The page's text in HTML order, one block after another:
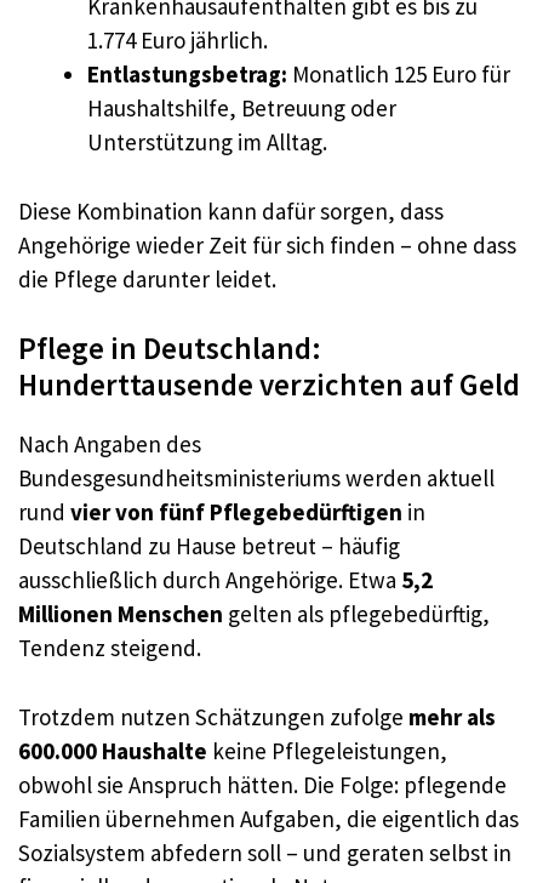
Krankenhausaufenthalten gibt es bis zu
1.774 Euro jährlich.
Entlastungsbetrag: Monatlich 125 Euro für
Haushaltshilfe, Betreuung oder
Unterstützung im Alltag.
Diese Kombination kann dafür sorgen, dass
Angehörige wieder Zeit für sich finden – ohne dass
die Pflege darunter leidet.
Pflege in Deutschland:
Hunderttausende verzichten auf Geld
Nach Angaben des
Bundesgesundheitsministeriums werden aktuell
rund vier von fünf Pflegebedürftigen in
Deutschland zu Hause betreut – häufig
ausschließlich durch Angehörige. Etwa 5,2
Millionen Menschen gelten als pflegebedürftig,
Tendenz steigend.
Trotzdem nutzen Schätzungen zufolge mehr als
600.000 Haushalte keine Pflegeleistungen,
obwohl sie Anspruch hätten. Die Folge: pflegende
Familien übernehmen Aufgaben, die eigentlich das
Sozialsystem abfedern soll – und geraten selbst in